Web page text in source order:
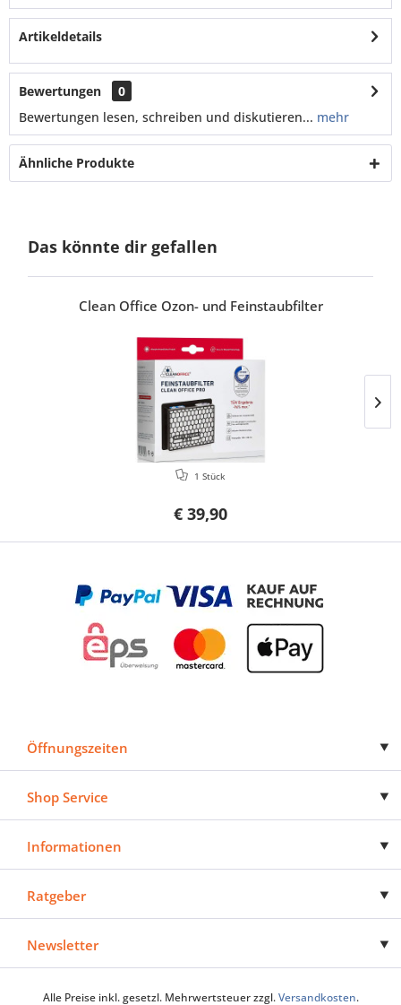
Artikeldetails
Bewertungen
0
Bewertungen lesen, schreiben und diskutieren... mehr
Ähnliche Produkte
Das könnte dir gefallen
Clean Office Ozon- und Feinstaubfilter
€ 39,90
1 Stück
Öffnungszeiten
Shop Service
Informationen
Ratgeber
Newsletter
Alle Preise inkl. gesetzl. Mehrwertsteuer zzgl.Versandkosten.